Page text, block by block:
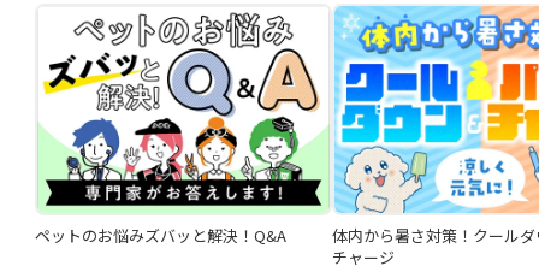
ペットのお悩みズバッと解決！Q&A
体内から暑さ対策！クール
チャージ